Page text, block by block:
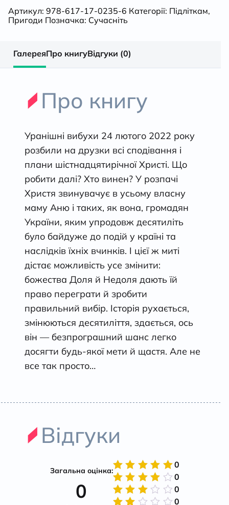
Артикул: 978-617-17-0235-6 Категорії: Підліткам,
Пригоди Позначка: Сучасніть
ГалереяПро книгуВідгуки (0)
Про книгу
Уранішні вибухи 24 лютого 2022 року
розбили на друзки всі сподівання і
плани шістнадцятирічної Христі. Що
робити далі? Хто винен? У розпачі
Христя звинувачує в усьому власну
маму Аню і таких, як вона, громадян
України, яким упродовж десятиліть
було байдуже до подій у країні та
наслідків їхніх вчинків. І цієї ж миті
дістає можливість усе змінити:
божества Доля й Недоля дають їй
право переграти й зробити
правильний вибір. Історія рухається,
змінюються десятиліття, здається, ось
він — безпрограшний шанс легко
досягти будь-якої мети й щастя. Але не
все так просто…
Відгуки
Загальна оцінка:
0
Оцінено
в5 з 5
0
Оцінено
в4 з
0
Оцінено
0
0